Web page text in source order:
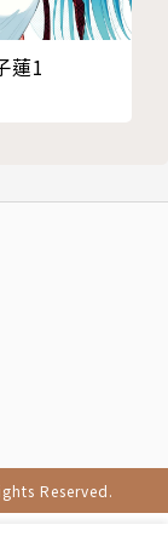
蓮1
Reserved.